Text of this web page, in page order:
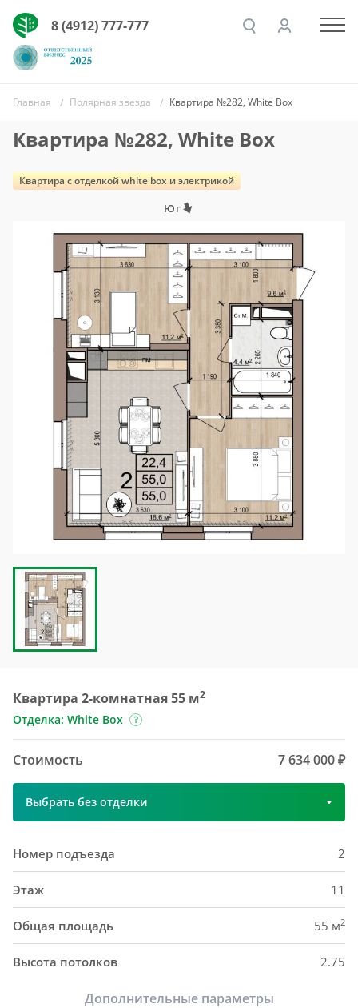
8 (4912) 777-777
Главная Полярная звезда Квартира №282, White Box
Квартира №282, White Box
Квартира c отделкой white box и электрикой
Юг
Квартира 2-комнатная 55 м2
Отделка: White Box
Стоимость 7 634 000 ₽
Выбрать без отделки
Номер подъезда 2
Этаж 11
Общая площадь 55 м2
Высота потолков 2.75
Дополнительные параметры